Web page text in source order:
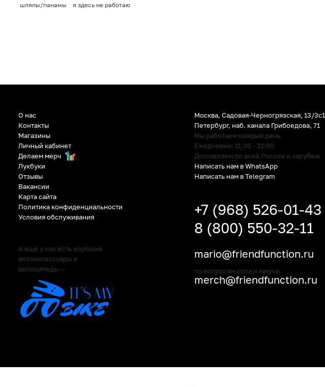
шляпы/панамы
я здесь не работаю
О нас
Контакты
Магазины
Личный кабинет
Делаем мерч
Лукбуки
Отзывы
Вакансии
Карта сайта
Политика конфиденциальности
Условия обслуживания
А ещё у нас есть хорошие
велоаксессуары и
велосипеды —
Москва, Садовая-Черногрязская, 13/3c1
Петербург, наб. канала Грибоедова, 71
Мы работаем каждый день
Ежедневно: 11:00 - 21:00
Доставляем по всей России и зарубеж
Написать нам в WhatsApp
Написать нам в Telegram
+7 (968) 526-01-43
8 (800) 550-32-11
mario@friendfunction.ru
по вопросам опта и мерча:
merch@friendfunction.ru